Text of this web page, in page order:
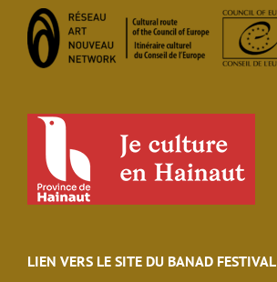
LIEN VERS LE SITE DU BANAD FESTIVAL